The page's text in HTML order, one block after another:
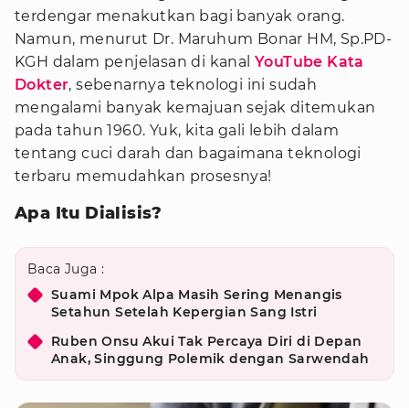
terdengar menakutkan bagi banyak orang.
Namun, menurut Dr. Maruhum Bonar HM, Sp.PD-
KGH dalam penjelasan di kanal YouTube Kata
Dokter, sebenarnya teknologi ini sudah
mengalami banyak kemajuan sejak ditemukan
pada tahun 1960. Yuk, kita gali lebih dalam
tentang cuci darah dan bagaimana teknologi
terbaru memudahkan prosesnya!
Apa Itu Dialisis?
Baca Juga :
Suami Mpok Alpa Masih Sering Menangis
Setahun Setelah Kepergian Sang Istri
Ruben Onsu Akui Tak Percaya Diri di Depan
Anak, Singgung Polemik dengan Sarwendah